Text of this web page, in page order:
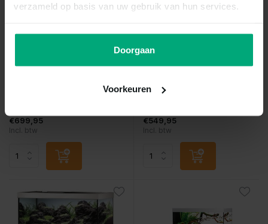
verzameld op basis van uw gebruik van hun services.
Doorgaan
Voorkeuren
Complete, moderne aquar...
€699,95
Incl. btw
Complete, moderne aquar...
€549,95
Incl. btw